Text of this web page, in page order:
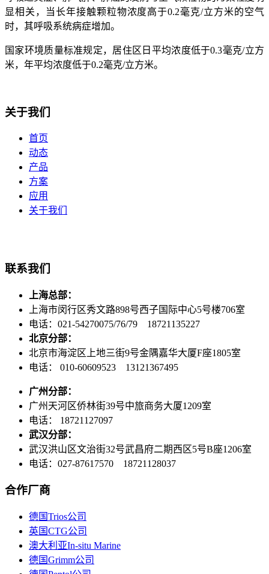
显相关，当长年接触颗粒物浓度高于0.2毫克/立方米的空气
时，其呼吸系统病症增加。
国家环境质量标准规定，居住区日平均浓度低于0.3毫克/立方
米，年平均浓度低于0.2毫克/立方米。
关于我们
首页
动态
产品
方案
应用
关于我们
联系我们
上海总部：
上海市闵行区秀文路898号西子国际中心5号楼706室
电话：021-54270075/76/79 18721135227
北京分部：
北京市海淀区上地三街9号金隅嘉华大厦F座1805室
电话： 010-60609523 13121367495
广州分部：
广州天河区侨林街39号中旅商务大厦1209室
电话： 18721127097
武汉分部：
武汉洪山区文治街32号武昌府二期西区5号B座1206室
电话：027-87617570 18721128037
合作厂商
德国Trios公司
英国CTG公司
澳大利亚In-situ Marine
德国Grimm公司